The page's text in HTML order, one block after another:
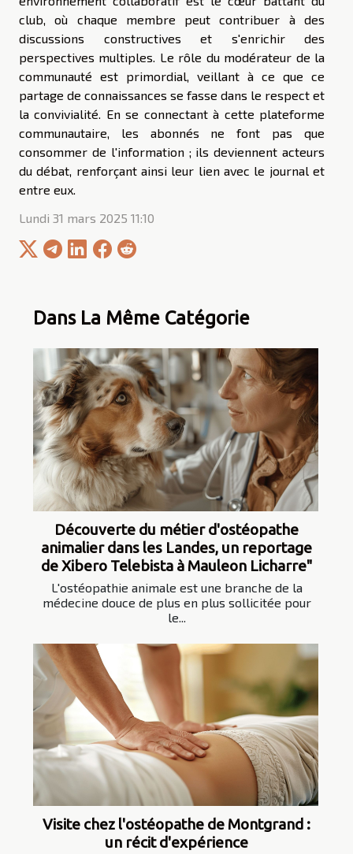
club, où chaque membre peut contribuer à des
discussions constructives et s'enrichir des
perspectives multiples. Le rôle du modérateur de la
communauté est primordial, veillant à ce que ce
partage de connaissances se fasse dans le respect et
la convivialité. En se connectant à cette plateforme
communautaire, les abonnés ne font pas que
consommer de l'information ; ils deviennent acteurs
du débat, renforçant ainsi leur lien avec le journal et
entre eux.
Lundi 31 mars 2025 11:10
Dans La Même Catégorie
Découverte du métier d'ostéopathe
animalier dans les Landes, un reportage
de Xibero Telebista à Mauleon Licharre"
L'ostéopathie animale est une branche de la
médecine douce de plus en plus sollicitée pour
le...
Visite chez l'ostéopathe de Montgrand :
un récit d'expérience